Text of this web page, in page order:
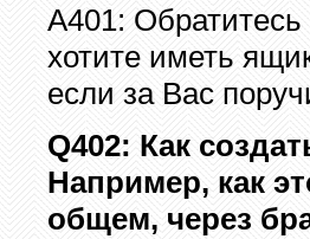
A401:
хотите иметь
если за Вас
Q402: Как
Например, как
общем, через